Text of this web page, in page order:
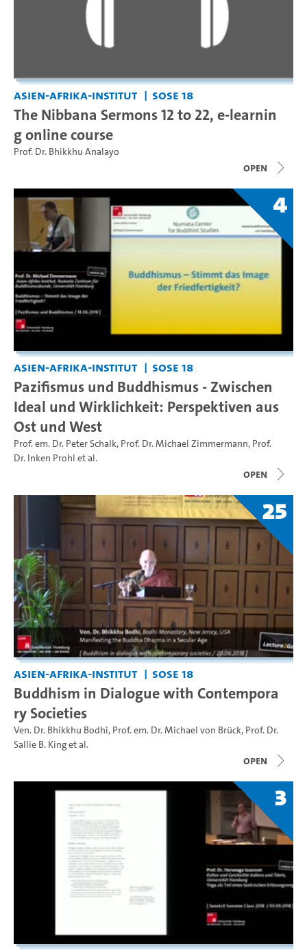
Asien-Afrika-Institut SoSe 18
The Nibbana Sermons 12 to 22, e-learnin
g online course
Prof. Dr. Bhikkhu Analayo
open
4
Asien-Afrika-Institut SoSe 18
Pazifismus und Buddhismus - Zwischen
Ideal und Wirklichkeit: Perspektiven aus
Ost und West
Prof. em. Dr. Peter Schalk, Prof. Dr. Michael Zimmermann, Prof.
Dr. Inken Prohl et al.
open
25
Asien-Afrika-Institut SoSe 18
Buddhism in Dialogue with Contempora
ry Societies
Ven. Dr. Bhikkhu Bodhi, Prof. em. Dr. Michael von Brück, Prof. Dr.
Sallie B. Kinget al.
open
3